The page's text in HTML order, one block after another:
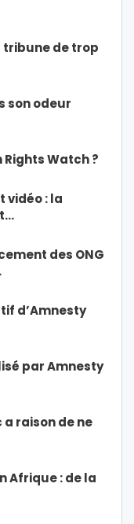
tribune de trop
son odeur
Watch ?
vidéo : la
des ONG
d’Amnesty
par Amnesty
a raison de ne
Afrique : de la